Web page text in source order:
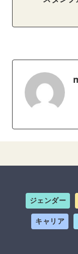
ジェンダー
キャリア